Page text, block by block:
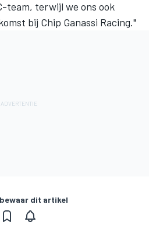
team, terwijl we ons ook
bij Chip Ganassi Racing."
dit artikel